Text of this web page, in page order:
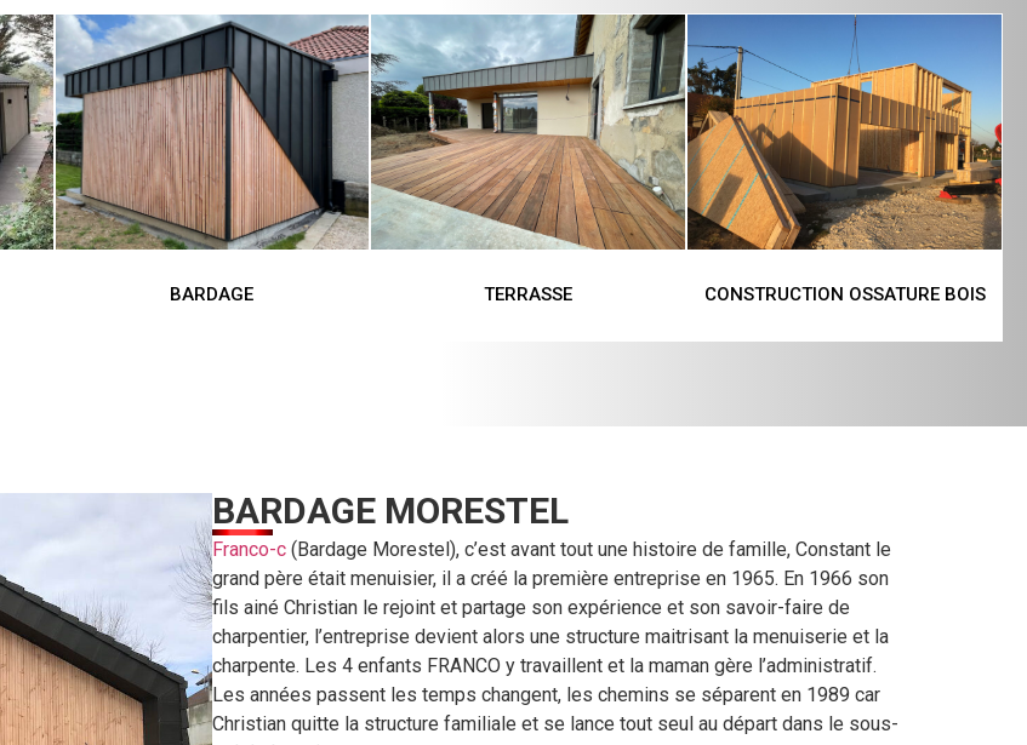
BARDAGE TERRASSE CONSTRUCTION OSSATURE BOIS
BARDAGE MORESTEL
Franco-c (Bardage Morestel), c’est avant tout une histoire de famille, Constant le
grand père était menuisier, il a créé la première entreprise en 1965. En 1966 son
fils ainé Christian le rejoint et partage son expérience et son savoir-faire de
charpentier, l’entreprise devient alors une structure maitrisant la menuiserie et la
charpente. Les 4 enfants FRANCO y travaillent et la maman gère l’administratif.
Les années passent les temps changent, les chemins se séparent en 1989 car
Christian quitte la structure familiale et se lance tout seul au départ dans le sous-